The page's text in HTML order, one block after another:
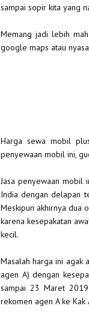
sampai sopir kita yang
Memang jadi lebih
google maps atau
Harga sewa mobil
penyewaan mobil ini,
Jasa penyewaan mobil
India dengan delapan
Meskipun akhirnya dua
karena kesepakatan
kecil.
Masalah harga ini agak
agen A) dengan
sampai 23 Maret
rekomen agen A ke